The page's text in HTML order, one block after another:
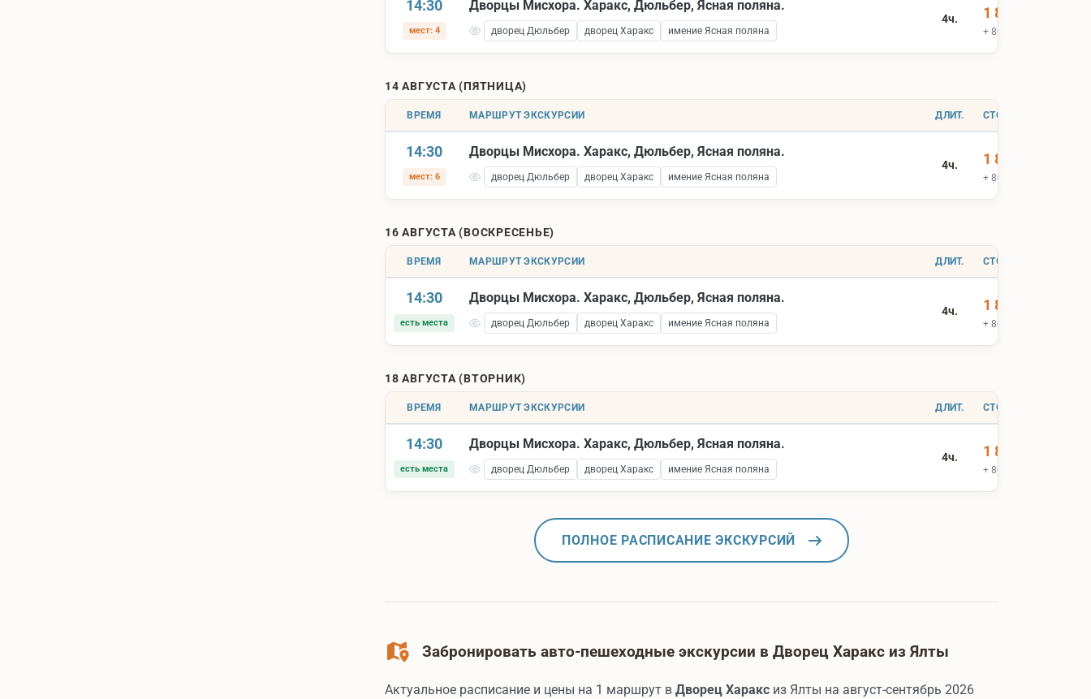
14:30
мест: 4
Дворцы Мисхора. Харакс, Дюльбер, Ясная поляна.
дворец Дюльбер дворец Харакс имение Ясная поляна
4ч. 1 800 ₽
+ 800 ₽ вх.билеты
14 АВГУСТА (ПЯТНИЦА)
ВРЕМЯ МАРШРУТ ЭКСКУРСИИ ДЛИТ. СТОИМОСТЬ
14:30
мест: 6
Дворцы Мисхора. Харакс, Дюльбер, Ясная поляна.
дворец Дюльбер дворец Харакс имение Ясная поляна
4ч. 1 800 ₽
+ 800 ₽ вх.билеты
16 АВГУСТА (ВОСКРЕСЕНЬЕ)
ВРЕМЯ МАРШРУТ ЭКСКУРСИИ ДЛИТ. СТОИМОСТЬ
14:30
есть места
Дворцы Мисхора. Харакс, Дюльбер, Ясная поляна.
дворец Дюльбер дворец Харакс имение Ясная поляна
4ч. 1 800 ₽
+ 800 ₽ вх.билеты
18 АВГУСТА (ВТОРНИК)
ВРЕМЯ МАРШРУТ ЭКСКУРСИИ ДЛИТ. СТОИМОСТЬ
14:30
есть места
Дворцы Мисхора. Харакс, Дюльбер, Ясная поляна.
дворец Дюльбер дворец Харакс имение Ясная поляна
4ч. 1 800 ₽
+ 800 ₽ вх.билеты
ПОЛНОЕ РАСПИСАНИЕ ЭКСКУРСИЙ
Забронировать авто-пешеходные экскурсии в Дворец Харакс из Ялты
Актуальное расписание и цены на 1 маршрут в Дворец Харакс из Ялты на август-сентябрь 2026